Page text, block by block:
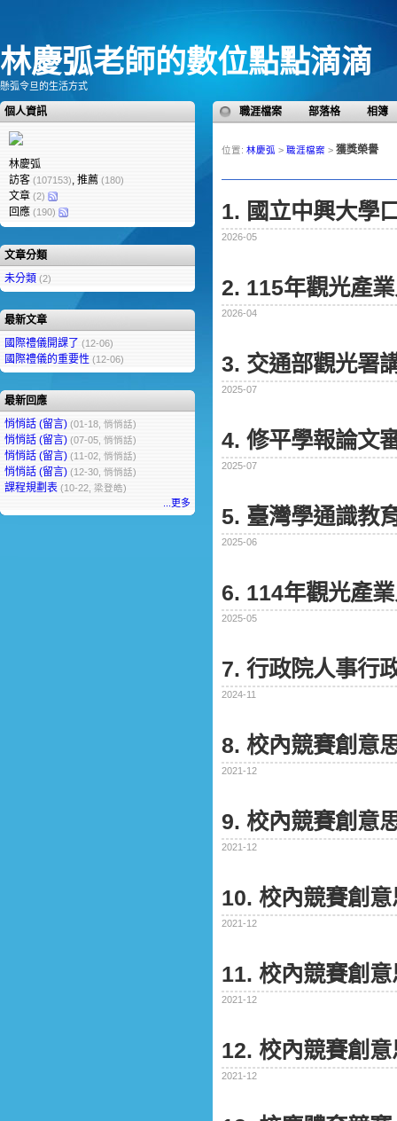
林慶弧老師的數位點點滴滴
懸弧令旦的生活方式
職涯檔案 部落格 相簿
個人資訊
林慶弧
訪客 (107153), 推薦 (180)
文章 (2)
回應 (190)
文章分類
未分類 (2)
最新文章
國際禮儀開課了 (12-06)
國際禮儀的重要性 (12-06)
最新回應
悄悄話 (留言) (01-18, 悄悄話)
悄悄話 (留言) (07-05, 悄悄話)
悄悄話 (留言) (11-02, 悄悄話)
悄悄話 (留言) (12-30, 悄悄話)
課程規劃表 (10-22, 梁登皓)
...更多
位置: 林慶弧 > 職涯檔案 > 獲獎榮譽
1. 國立中興大學
2026-05
2. 115年觀光產
2026-04
3. 交通部觀光署
2025-07
4. 修平學報論文
2025-07
5. 臺灣學通識教
2025-06
6. 114年觀光產
2025-05
7. 行政院人事行
2024-11
8. 校內競賽創意
2021-12
9. 校內競賽創意
2021-12
10. 校內競賽創
2021-12
11. 校內競賽創
2021-12
12. 校內競賽創
2021-12